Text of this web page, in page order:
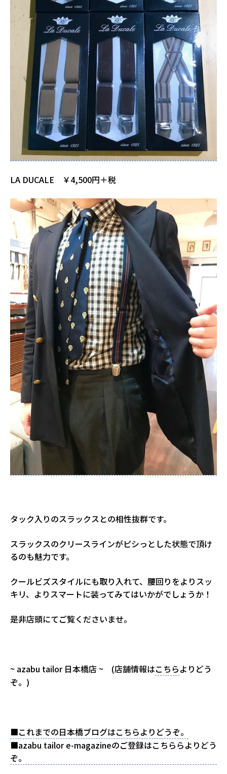
LA DUCALE ￥4,500円＋税
タック入りのスラックスとの相性抜群です。
スラックスのクリースラインがピシっとした状態で頂け
るのも魅力です。
クールビズスタイルにも取り入れて、腰回りをよりスッ
キリ、よりスマートに装ってみてはいかがでしょうか！
是非店頭にてご覧くださいませ。
~ azabu tailor 日本橋店 ~ (店舗情報はこちらよりどう
ぞ。)
■これまでの日本橋ブログはこちらよりどうぞ。
■azabu tailor e-magazineのご登録はこちららよりどう
ぞ。